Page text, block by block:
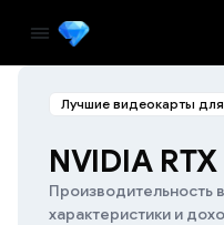
Лучшие видеокарты
NVIDIA
Производительность
характеристики и